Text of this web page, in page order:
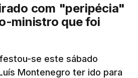
com "peripécia"
ministro que foi
se este sábado
Montenegro ter ido para